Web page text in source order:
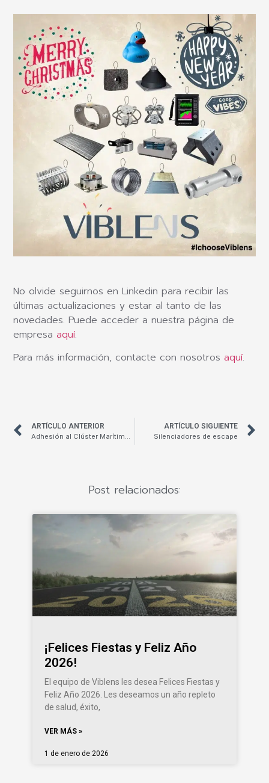
No olvide seguirnos en Linkedin para recibir las
últimas actualizaciones y estar al tanto de las
novedades. Puede acceder a nuestra página de
empresaaquí.
Para más información, contacte con nosotrosaquí.
ARTÍCULO ANTERIOR
Adhesión al Clúster Marítimo Naval de Cádiz
ARTÍCULO SIGUIENTE
Silenciadores de escape
Post relacionados:
¡Felices Fiestas y Feliz Año
2026!
El equipo de Viblens les desea Felices Fiestas y
Feliz Año 2026. Les deseamos un año repleto
de salud, éxito,
VER MÁS »
1 de enero de 2026